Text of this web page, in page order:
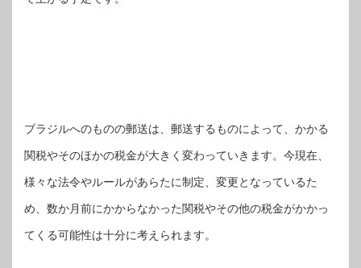
ブラジルへのものの郵送は、郵送するものによって、かかる
関税やそのほかの税金が大きく変わっていきます。今現在、
様々な法令やルールがあらたに制定、変更となっているた
め、数か月前にかからなかった関税やその他の税金がかかっ
てくる可能性は十分に考えられます。